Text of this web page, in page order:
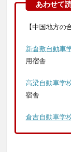
【中国地方の
新倉敷自動車
用宿舎
高梁自動車学
宿舎
倉吉自動車学